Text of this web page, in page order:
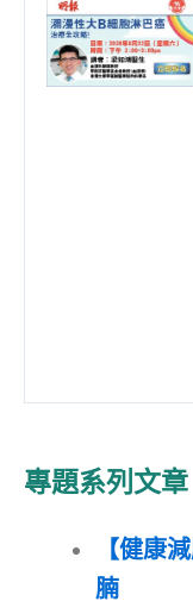
專題系列文章
【健康
腩